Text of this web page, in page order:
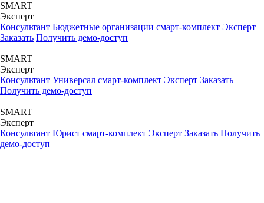
SMART
Эксперт
Консультант Бюджетные организации смарт-комплект Эксперт
Заказать Получить демо-доступ
SMART
Эксперт
Консультант Универсал смарт-комплект Эксперт Заказать
Получить демо-доступ
SMART
Эксперт
Консультант Юрист смарт-комплект Эксперт Заказать Получить
демо-доступ